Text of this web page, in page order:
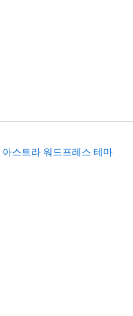
아스트라 워드프레스 테마